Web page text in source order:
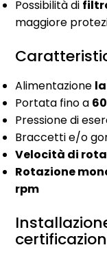
Possibilità di
maggiore
Alimentazione
Portata fino a
Pressione di
Braccetti e/o
Velocità di
Rotazione
rpm